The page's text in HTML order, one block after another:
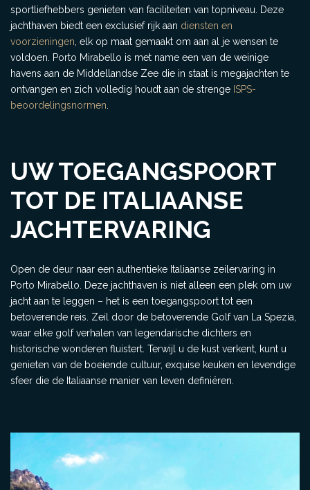
sportliefhebbers genieten van faciliteiten van topniveau. Deze
jachthaven biedt een exclusief rijk aan diensten en
voorzieningen , elk op maat gemaakt om aan al je wensen te
voldoen. Porto Mirabello is met name een van de weinige
havens aan de Middellandse Zee die in staat is megajachten te
ontvangen en zich volledig houdt aan de strenge ISPS-
beoordelingsnormen
UW TOEGANGSPOORT
TOT DE ITALIAANSE
JACHTERVARING
Open de deur naar een authentieke Italiaanse zeilervaring in
Porto Mirabello. Deze jachthaven is niet alleen een plek om uw
jacht aan te leggen – het is een toegangspoort tot een
betoverende reis. Zeil door de betoverende Golf van La Spezia,
waar elke golf verhalen van legendarische dichters en
historische wonderen fluistert. Terwijl u de kust verkent, kunt u
genieten van de boeiende cultuur, exquise keuken en levendige
sfeer die de Italiaanse manier van leven definiëren.